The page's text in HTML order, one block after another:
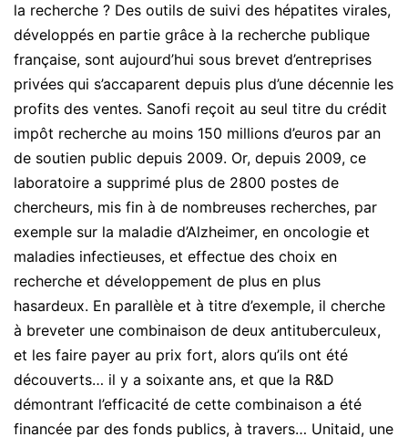
la recherche ? Des outils de suivi des hépatites virales,
développés en partie grâce à la recherche publique
française, sont aujourd’hui sous brevet d’entreprises
privées qui s’accaparent depuis plus d’une décennie les
profits des ventes. Sanofi reçoit au seul titre du crédit
impôt recherche au moins 150 millions d’euros par an
de soutien public depuis 2009. Or, depuis 2009, ce
laboratoire a supprimé plus de 2800 postes de
chercheurs, mis fin à de nombreuses recherches, par
exemple sur la maladie d’Alzheimer, en oncologie et
maladies infectieuses, et effectue des choix en
recherche et développement de plus en plus
hasardeux. En parallèle et à titre d’exemple, il cherche
à breveter une combinaison de deux antituberculeux,
et les faire payer au prix fort, alors qu’ils ont été
découverts… il y a soixante ans, et que la R&D
démontrant l’efficacité de cette combinaison a été
financée par des fonds publics, à travers… Unitaid, une